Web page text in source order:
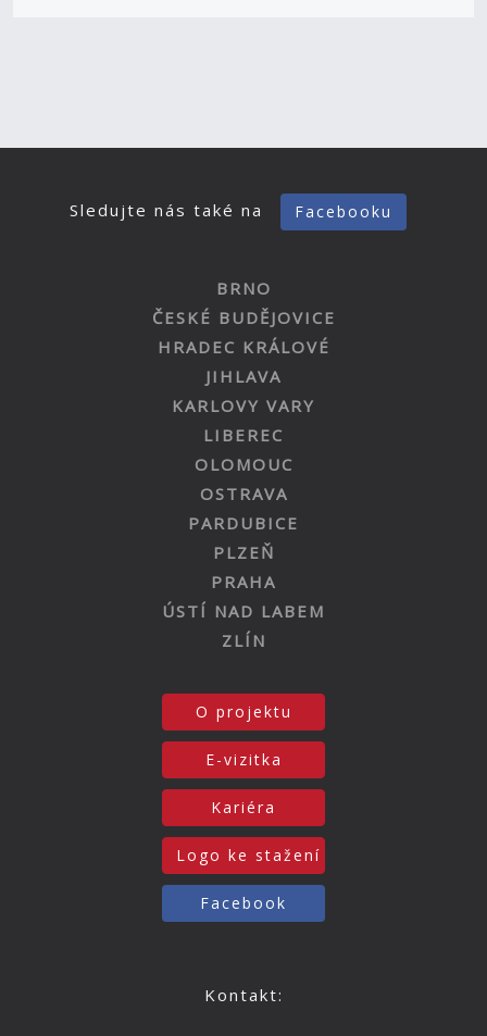
Sledujte nás také na Facebooku
BRNO
ČESKÉ BUDĚJOVICE
HRADEC KRÁLOVÉ
JIHLAVA
KARLOVY VARY
LIBEREC
OLOMOUC
OSTRAVA
PARDUBICE
PLZEŇ
PRAHA
ÚSTÍ NAD LABEM
ZLÍN
O projektu
E-vizitka
Kariéra
Logo ke stažení
Facebook
Kontakt: